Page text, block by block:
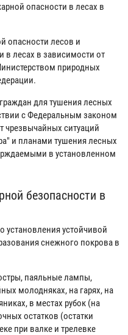
опасности в лесах в
опасности лесов и
в лесах в зависимости от
природных
для тушения лесных
с Федеральным законом
чрезвычайных ситуаций
и планами тушения лесных
в установленном
безопасности в
установления устойчивой
снежного покрова в
паяльные лампы,
молодняках, на гарях, на
в местах рубок (на
остатков (остатки
при валке и трелевке